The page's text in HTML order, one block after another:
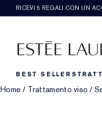
RICEVI 5 REGALI CON UN
BEST SELLERS
Home / Trattamento viso /